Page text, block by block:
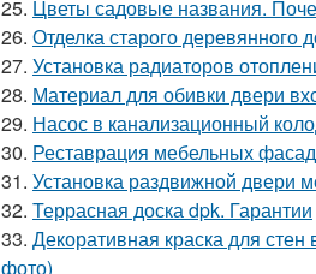
25. Цветы садовые названия.
26. Отделка старого
27. Установка радиаторов
28. Материал для обивки двери
29. Насос в канализационный
30. Реставрация мебельных
31. Установка раздвижной двери
32. Террасная доска dpk. Гарантии
33. Декоративная краска для
фото)